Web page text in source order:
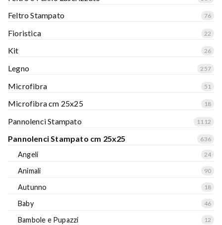
Feltro Stampato 76
Fioristica 22
Kit 26
Legno 257
Microfibra 51
Microfibra cm 25x25 18
Pannolenci Stampato 1112
Pannolenci Stampato cm 25x25 636
Angeli 24
Animali 90
Autunno 18
Baby 46
Bambole e Pupazzi 12